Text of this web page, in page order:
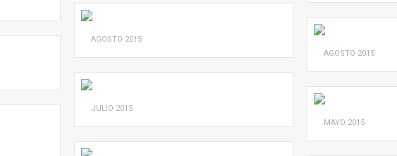
AGOSTO 2015
AGOSTO 2015
JULIO 2015
MAYO 2015